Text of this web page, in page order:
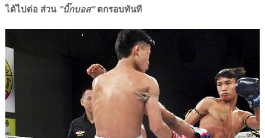
ได้ไปต่อ ส่วน "บิ๊กบอส"ตกรอบทันที